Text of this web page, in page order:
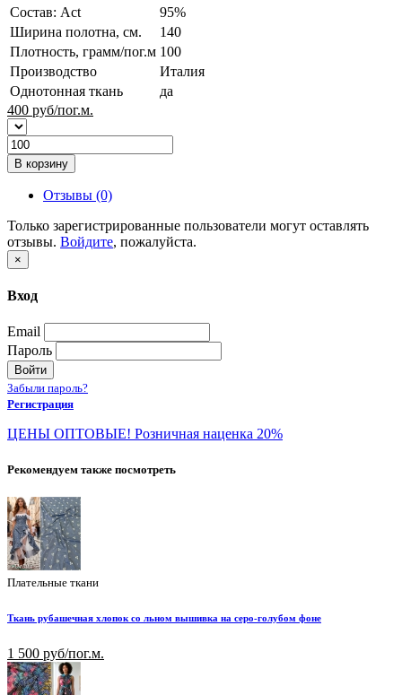
Состав: Act
95%
Ширина полотна, см.
140
Плотность, грамм/пог.м 100
Производство
Италия
Однотонная ткань
да
400 руб/пог.м.
В корзину
Отзывы (0)
Только зарегистрированные пользователи могут оставлять
отзывы. Войдите, пожалуйста.
×
Вход
Email
Пароль
Войти
Забыли пароль?
Регистрация
ЦЕНЫ ОПТОВЫЕ! Розничная наценка 20%
Рекомендуем также посмотреть
Плательные ткани
Ткань рубашечная хлопок со льном вышивка на серо-голубом фоне
1 500 руб/пог.м.